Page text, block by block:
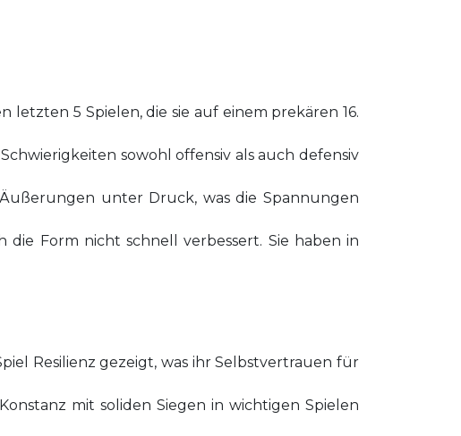
letzten 5 Spielen, die sie auf einem prekären 16.
sowohl offensiv als auch defensiv
unter Druck, was die Spannungen
Form nicht schnell verbessert. Sie haben in
Resilienz gezeigt, was ihr Selbstvertrauen für
mit soliden Siegen in wichtigen Spielen